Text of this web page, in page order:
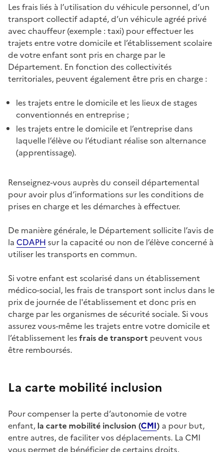
Les frais liés à l’utilisation du véhicule personnel, d’un
transport collectif adapté, d’un véhicule agréé privé
avec chauffeur (exemple : taxi) pour effectuer les
trajets entre votre domicile et l’établissement scolaire
de votre enfant sont pris en charge par le
Département. En fonction des collectivités
territoriales, peuvent également être pris en charge :
les trajets entre le domicile et les lieux de stages
conventionnés en entreprise ;
les trajets entre le domicile et l’entreprise dans
laquelle l’élève ou l’étudiant réalise son alternance
(apprentissage).
Renseignez-vous auprès du conseil départemental
pour avoir plus d’informations sur les conditions de
prises en charge et les démarches à effectuer.
De manière générale, le Département sollicite l’avis de
la CDAPH sur la capacité ou non de l’élève concerné à
utiliser les transports en commun.
Si votre enfant est scolarisé dans un établissement
médico-social, les frais de transport sont inclus dans le
prix de journée de l'établissement et donc pris en
charge par les organismes de sécurité sociale. Si vous
assurez vous-même les trajets entre votre domicile et
l’établissement lesfrais de transport peuvent vous
être remboursés.
La carte mobilité inclusion
Pour compenser la perte d’autonomie de votre
enfant, la carte mobilité inclusion (CMI) a pour but,
entre autres, de faciliter vos déplacements. La CMI
vous permet de bénéficier de certains droits,